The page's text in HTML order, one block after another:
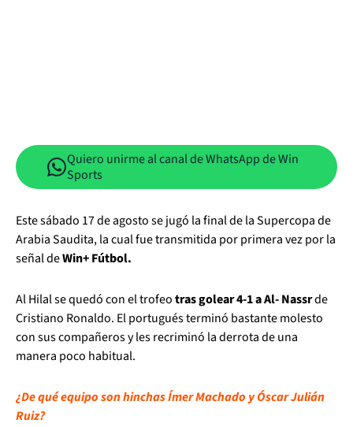
Quiero unirme al canal de WhatsApp de Win
Sports
Este sábado 17 de agosto se jugó la final de la Supercopa de
Arabia Saudita, la cual fue transmitida por primera vez por la
señal deWin+ Fútbol.
Al Hilal se quedó con el trofeotras golear 4-1 a Al- Nassrde
Cristiano Ronaldo. El portugués terminó bastante molesto
con sus compañeros y les recriminó la derrota de una
manera poco habitual.
¿De qué equipo son hinchas Ímer Machado y Óscar Julián
Ruiz?